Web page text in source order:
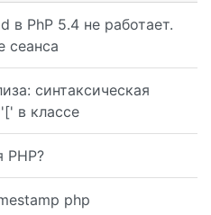
в PhP 5.4 не работает.
сеанса
синтаксическая
в классе
PHP?
php